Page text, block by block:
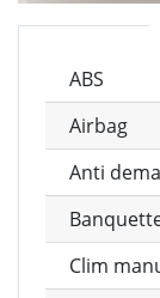
ABS
Airbag
Anti
Clim